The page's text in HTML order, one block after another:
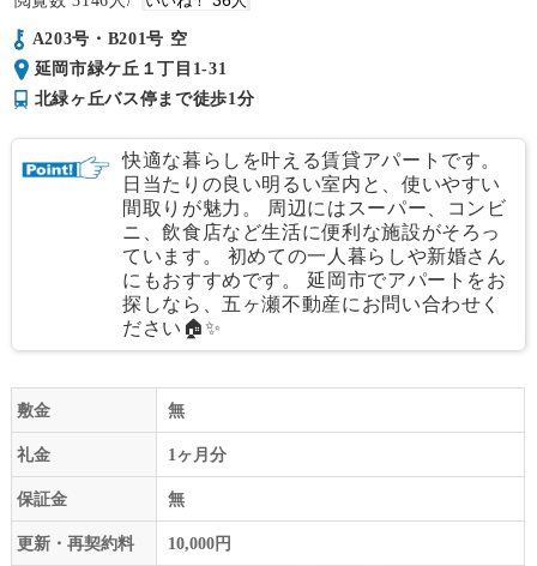
A203号・B201号 空
延岡市緑ケ丘１丁目1-31
北緑ヶ丘バス停まで徒歩1分
快適な暮らしを叶える賃貸アパートです。
日当たりの良い明るい室内と、使いやすい
間取りが魅力。 周辺にはスーパー、コンビ
ニ、飲食店など生活に便利な施設がそろっ
ています。 初めての一人暮らしや新婚さん
にもおすすめです。 延岡市でアパートをお
探しなら、五ヶ瀬不動産にお問い合わせく
ださい🏠✨
敷金 無
礼金 1ヶ月分
保証金 無
更新・再契約料 10,000円